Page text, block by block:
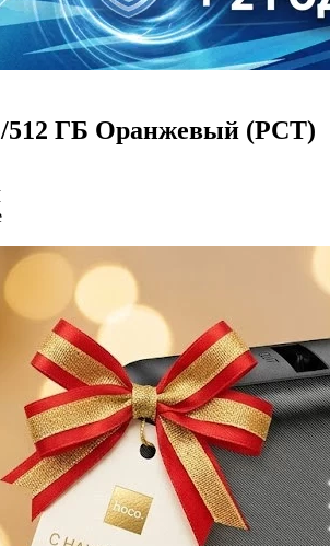
512 ГБ Оранжевый (РСТ)